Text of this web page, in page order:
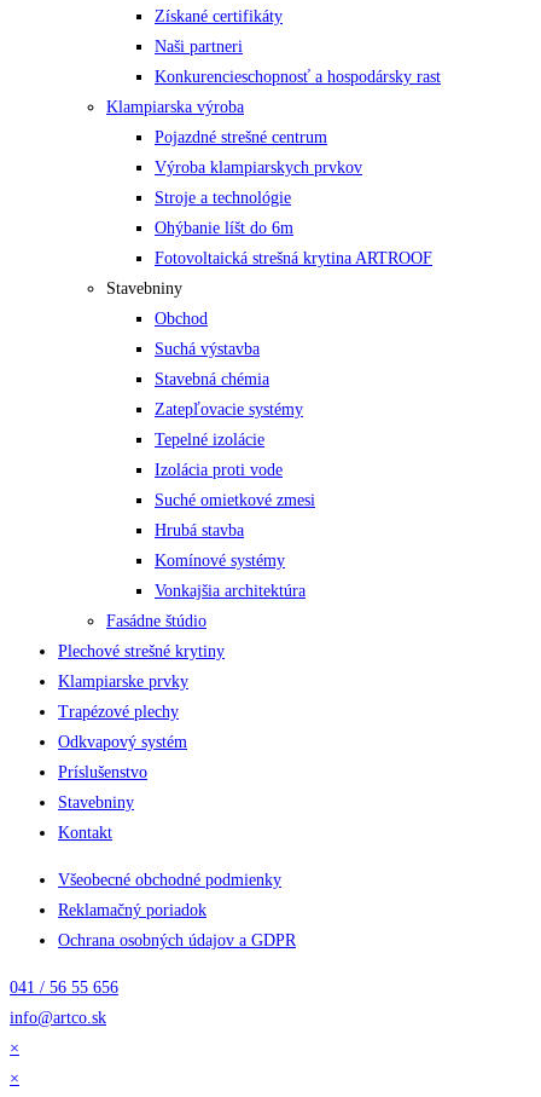
Získané certifikáty
Naši partneri
Konkurencieschopnosť a hospodársky rast
Klampiarska výroba
Pojazdné strešné centrum
Výroba klampiarskych prvkov
Stroje a technológie
Ohýbanie líšt do 6m
Fotovoltaická strešná krytina ARTROOF
Stavebniny
Obchod
Suchá výstavba
Stavebná chémia
Zatepľovacie systémy
Tepelné izolácie
Izolácia proti vode
Suché omietkové zmesi
Hrubá stavba
Komínové systémy
Vonkajšia architektúra
Fasádne štúdio
Plechové strešné krytiny
Klampiarske prvky
Trapézové plechy
Odkvapový systém
Príslušenstvo
Stavebniny
Kontakt
Všeobecné obchodné podmienky
Reklamačný poriadok
Ochrana osobných údajov a GDPR
041 / 56 55 656
info@artco.sk
×
×